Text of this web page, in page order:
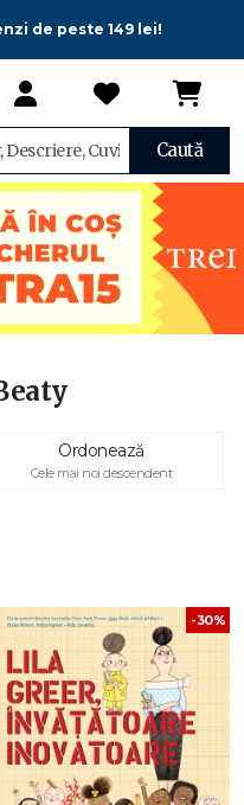
de peste 149 lei!
Caută
Ordonează
Cele mai noi descendent
-30%